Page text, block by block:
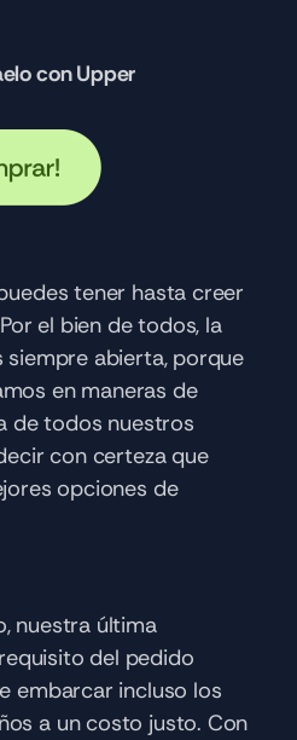
con Upper
tener hasta creer
el bien de todos, la
abierta, porque
en maneras de
de todos nuestros
con certeza que
opciones de
nuestra última
del pedido
embarcar incluso los
a un costo justo. Con